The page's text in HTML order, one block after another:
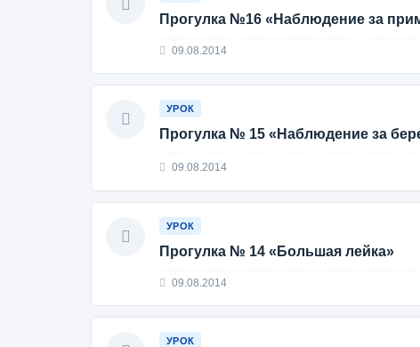
Прогулка №16 «Наблюдение за
09.08.2014
УРОК
Прогулка № 15 «Наблюдение за
09.08.2014
УРОК
Прогулка № 14 «Большая лейка»
09.08.2014
УРОК